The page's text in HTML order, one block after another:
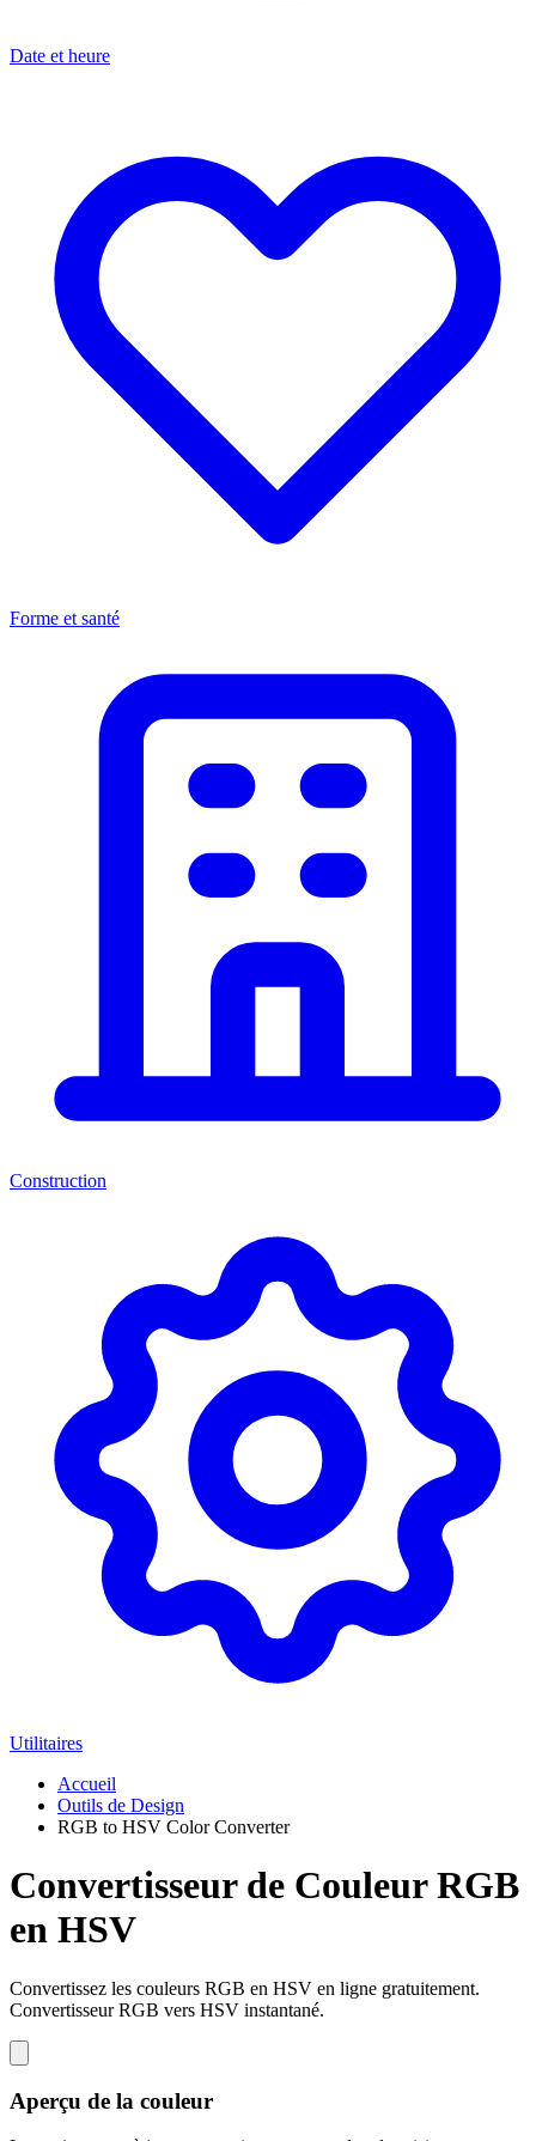
Date et heure
Forme et santé
Construction
Utilitaires
Accueil
Outils de Design
RGB to HSV Color Converter
Convertisseur de Couleur RGB
en HSV
Convertissez les couleurs RGB en HSV en ligne gratuitement.
Convertisseur RGB vers HSV instantané.
Aperçu de la couleur